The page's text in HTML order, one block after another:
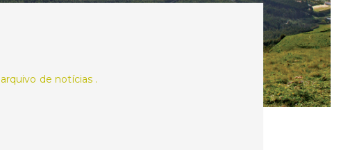
arquivo de notícias .